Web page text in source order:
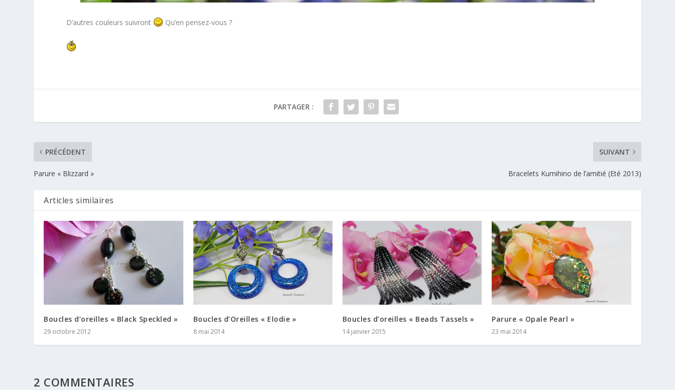
D’autres couleurs suivront Qu’en pensez-vous ?
PARTAGER :
PRÉCÉDENT
Parure « Blizzard »
SUIVANT
Bracelets Kumihino de l’amitié (Eté 2013)
Articles similaires
Boucles d’oreilles « Black Speckled »
29 octobre 2012
Boucles d’Oreilles « Elodie »
8 mai 2014
Boucles d’oreilles « Beads Tassels »
14 janvier 2015
Parure « Opale Pearl »
23 mai 2014
2 COMMENTAIRES